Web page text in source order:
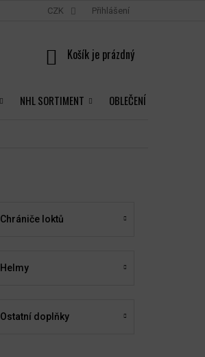
CZK Přihlášení
NÁKUPNÍ
NHL SORTIMENT OBLEČENÍ
Chrániče loktů
Helmy
Ostatní doplňky